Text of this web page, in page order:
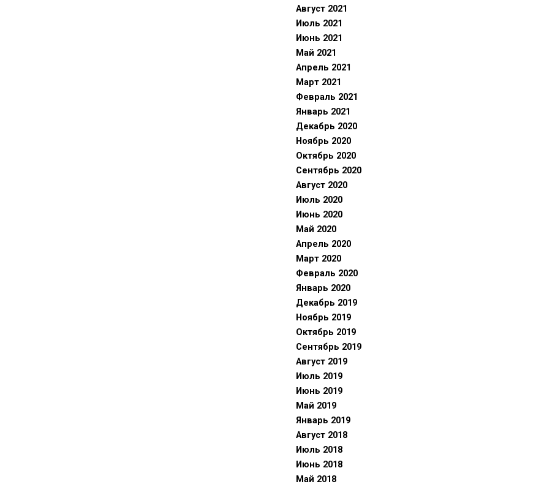
Август 2021
Июль 2021
Июнь 2021
Май 2021
Апрель 2021
Март 2021
Февраль 2021
Январь 2021
Декабрь 2020
Ноябрь 2020
Октябрь 2020
Сентябрь 2020
Август 2020
Июль 2020
Июнь 2020
Май 2020
Апрель 2020
Март 2020
Февраль 2020
Январь 2020
Декабрь 2019
Ноябрь 2019
Октябрь 2019
Сентябрь 2019
Август 2019
Июль 2019
Июнь 2019
Май 2019
Январь 2019
Август 2018
Июль 2018
Июнь 2018
Май 2018